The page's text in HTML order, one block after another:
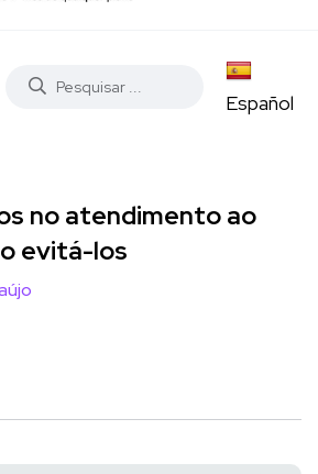
Español
no atendimento ao
evitá-los